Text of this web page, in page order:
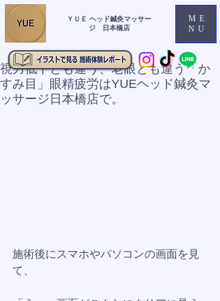
ＹＵＥ ヘッド鍼灸マッサー
ジ 日本橋店
ME
NU
視力低下とも違う、老眼とも違う「か
すみ目」眼精疲労はYUEヘッド鍼灸マ
ッサージ日本橋店で。
施術後にスマホやパソコンの画面を見
て、